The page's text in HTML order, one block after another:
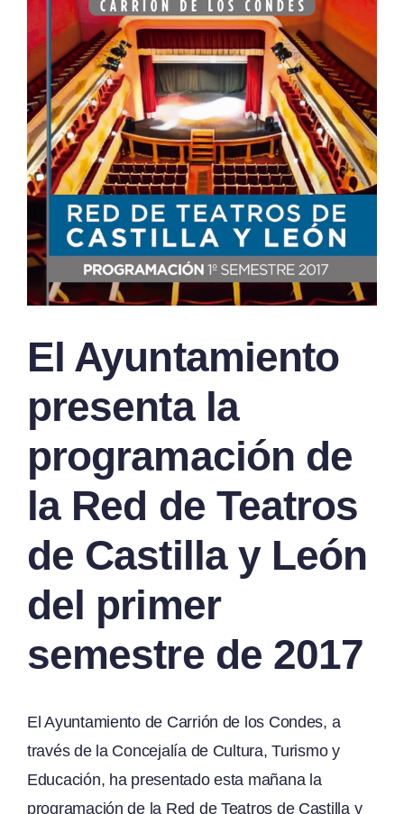
El Ayuntamiento
presenta la
programación de
la Red de Teatros
de Castilla y León
del primer
semestre de 2017
El Ayuntamiento de Carrión de los Condes, a
través de la Concejalía de Cultura, Turismo y
Educación, ha presentado esta mañana la
programación de la Red de Teatros de Castilla y